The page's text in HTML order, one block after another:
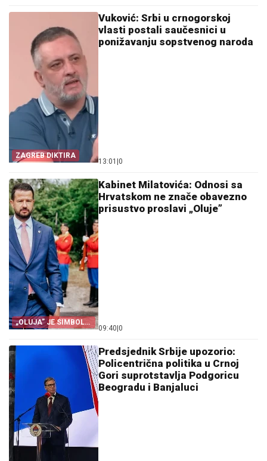
ZAGREB DIKTIRA
Vuković: Srbi u crnogorskoj
vlasti postali saučesnici u
ponižavanju sopstvenog naroda
13:01 0
„OLUJA” JE SIMBOL
PROGONA
Kabinet Milatovića: Odnosi sa
Hrvatskom ne znače obavezno
prisustvo proslavi „Oluje”
09:40 0
Predsjednik Srbije upozorio:
Policentrična politika u Crnoj
Gori suprotstavlja Podgoricu
Beogradu i Banjaluci